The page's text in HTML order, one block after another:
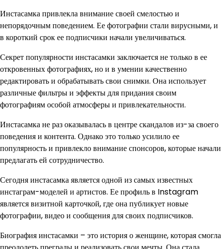
Инстасамка привлекла внимание своей смелостью и
непорядочным поведением. Ее фотографии стали вирусными, и
в короткий срок ее подписчики начали увеличиваться.
Секрет популярности инстасамки заключается не только в ее
откровенных фотографиях, но и в умении качественно
редактировать и обрабатывать свои снимки. Она использует
различные фильтры и эффекты для придания своим
фотографиям особой атмосферы и привлекательности.
Инстасамка не раз оказывалась в центре скандалов из-за своего
поведения и контента. Однако это только усилило ее
популярность и привлекло внимание спонсоров, которые начали
предлагать ей сотрудничество.
Сегодня инстасамка является одной из самых известных
инстаграм-моделей и артистов. Ее профиль в Instagram
является визитной карточкой, где она публикует новые
фотографии, видео и сообщения для своих подписчиков.
Биография инстасамки – это история о женщине, которая смогла